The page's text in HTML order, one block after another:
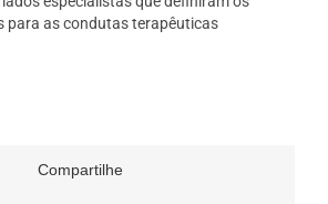
para as condutas terapêuticas
Compartilhe